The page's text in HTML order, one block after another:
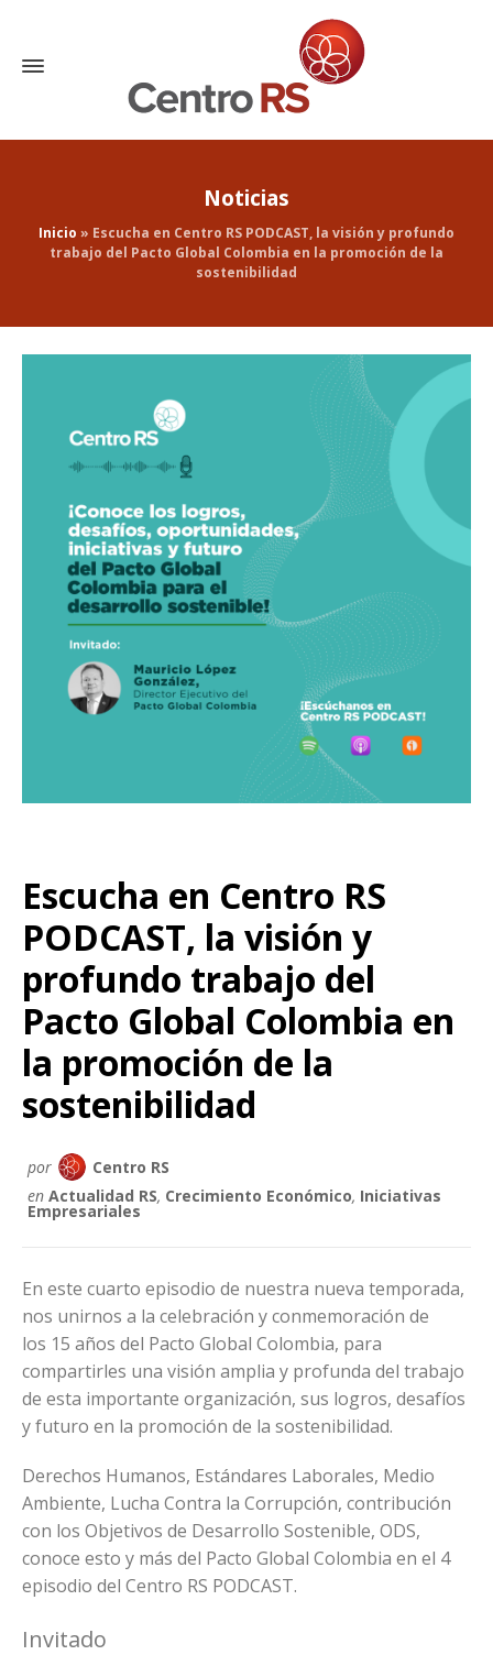
Noticias
Inicio » Escucha en Centro RS PODCAST, la visión y profundo
trabajo del Pacto Global Colombia en la promoción de la
sostenibilidad
Escucha en Centro RS
PODCAST, la visión y
profundo trabajo del
Pacto Global Colombia en
la promoción de la
sostenibilidad
por
Centro RS
en Actualidad RS, Crecimiento Económico, Iniciativas
Empresariales
En este cuarto episodio de nuestra nueva temporada,
nos unirnos a la celebración y conmemoración de
los 15 años del Pacto Global Colombia, para
compartirles una visión amplia y profunda del trabajo
de esta importante organización, sus logros, desafíos
y futuro en la promoción de la sostenibilidad.
Derechos Humanos, Estándares Laborales, Medio
Ambiente, Lucha Contra la Corrupción, contribución
con los Objetivos de Desarrollo Sostenible, ODS,
conoce esto y más del Pacto Global Colombia en el 4
episodio del Centro RS PODCAST.
Invitado